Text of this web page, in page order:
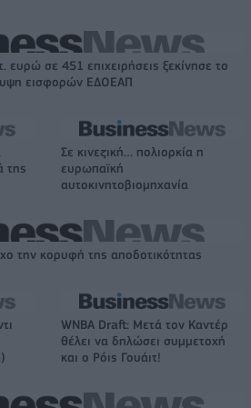
ευρώ σε 451 επιχειρήσεις ξεκίνησε το
εισφορών ΕΔΟΕΑΠ
της
Σε κινεζική… πολιορκία η
ευρωπαϊκή
αυτοκινητοβιομηχανία
την κορυφή της αποδοτικότητας
WNBA Draft: Μετά τον Καντέρ
θέλει να δηλώσει συμμετοχή
και ο Ρόις Γουάιτ!